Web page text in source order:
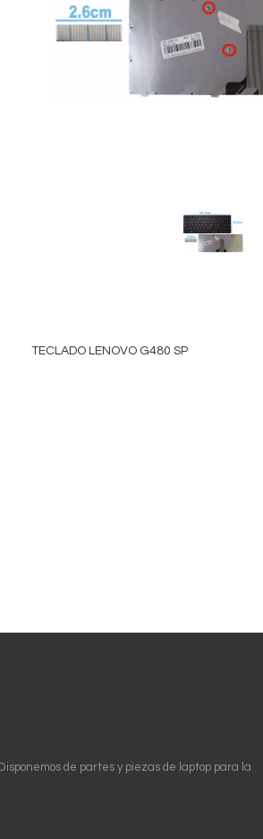
TECLADO LENOVO G480 SP
de partes y piezas de laptop para la